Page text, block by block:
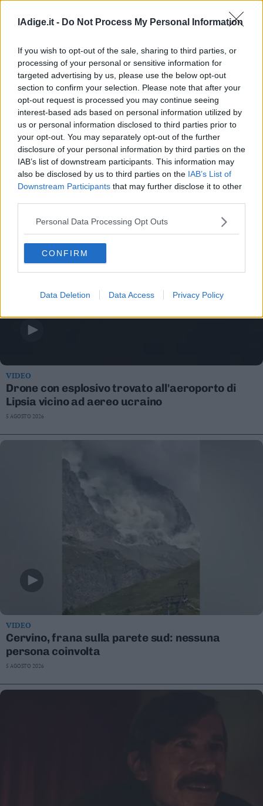
lAdige.it - Do Not Process My Personal Information
If you wish to opt-out of the sale, sharing to third parties, or
processing of your personal or sensitive information for
targeted advertising by us, please use the below opt-out
section to confirm your selection. Please note that after your
opt-out request is processed you may continue seeing
interest-based ads based on personal information utilized by
us or personal information disclosed to third parties prior to
your opt-out. You may separately opt-out of the further
disclosure of your personal information by third parties on the
IAB’s list of downstream participants. This information may
also be disclosed by us to third parties on the IAB’s List of
Downstream Participants that may further disclose it to other
Personal Data Processing Opt Outs
CONFIRM
Data Deletion Data Access Privacy Policy
VIDEO
Kompatscher: "Alto Adige modello di
convivenza"
5 AGOSTO 2026
VIDEO
Drone con esplosivo trovato all'aeroporto di
Lipsia vicino ad aereo ucraino
5 AGOSTO 2026
VIDEO
Cervino, frana sulla parete sud: nessuna
persona coinvolta
5 AGOSTO 2026